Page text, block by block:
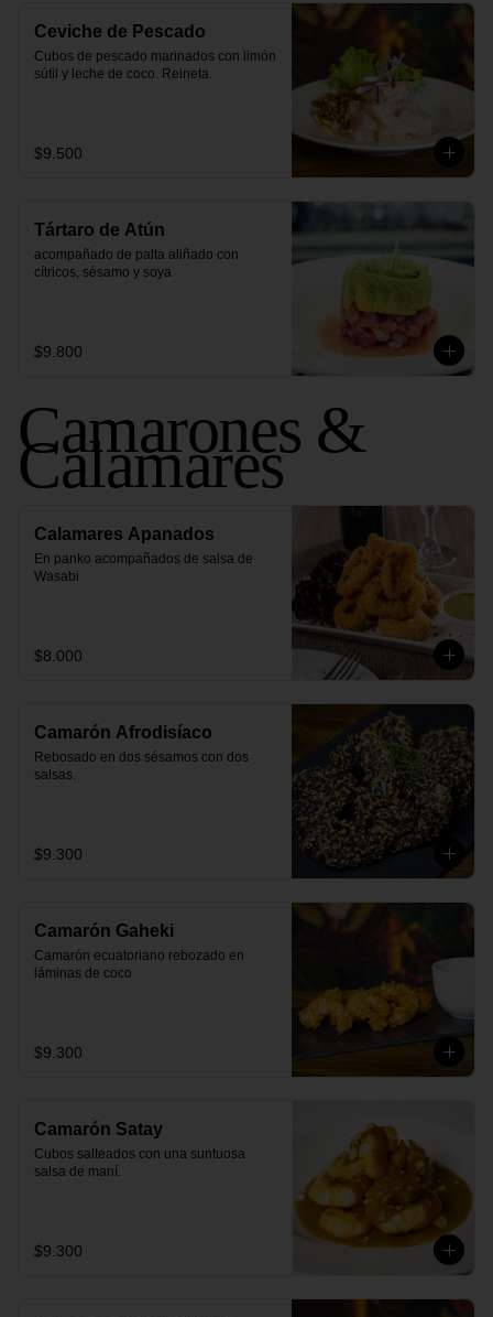
Ceviche de Pescado
Cubos de pescado marinados con limón
sútil y leche de coco. Reineta.
$9.500
Tártaro de Atún
acompañado de palta aliñado con
cítricos, sésamo y soya
$9.800
Camarones &
Calamares
Calamares Apanados
En panko acompañados de salsa de
Wasabi
$8.000
Camarón Afrodisíaco
Rebosado en dos sésamos con dos
salsas.
$9.300
Camarón Gaheki
Camarón ecuatoriano rebozado en
láminas de coco
$9.300
Camarón Satay
Cubos salteados con una suntuosa
salsa de maní.
$9.300